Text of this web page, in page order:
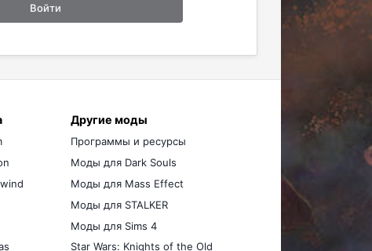
Войти
Другие моды
Программы и ресурсы
Моды для Dark Souls
Моды для Mass Effect
Моды для STALKER
Моды для Sims 4
Star Wars: Knights of the Old